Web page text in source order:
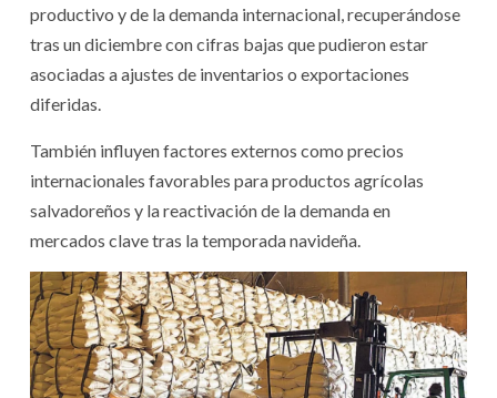
productivo y de la demanda internacional, recuperándose
tras un diciembre con cifras bajas que pudieron estar
asociadas a ajustes de inventarios o exportaciones
diferidas.
También influyen factores externos como precios
internacionales favorables para productos agrícolas
salvadoreños y la reactivación de la demanda en
mercados clave tras la temporada navideña.